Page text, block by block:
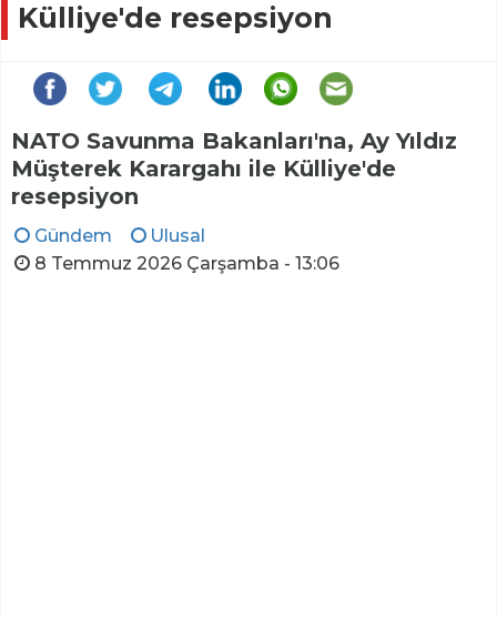
Külliye'de resepsiyon
NATO Savunma Bakanları'na, Ay Yıldız
Müşterek Karargahı ile Külliye'de
resepsiyon
Gündem
Ulusal
8 Temmuz 2026 Çarşamba - 13:06